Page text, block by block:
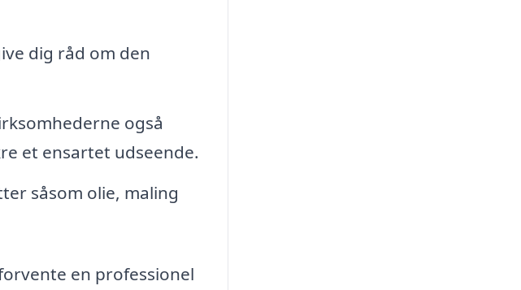
dig råd om den
også
et ensartet udseende.
såsom olie, maling
en professionel